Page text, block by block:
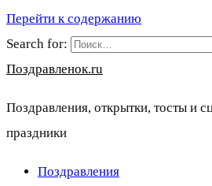
Перейти к содержанию
Search for:
Поздравленок.ru
Поздравления, открытки, тосты и
праздники
Поздравления